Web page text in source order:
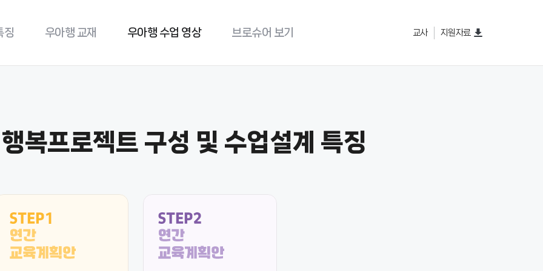
징 우아행 교재 우아행 수업 영상 브로슈어 보기 교사 지원자료
복프로젝트 구성 및 수업설계 특징